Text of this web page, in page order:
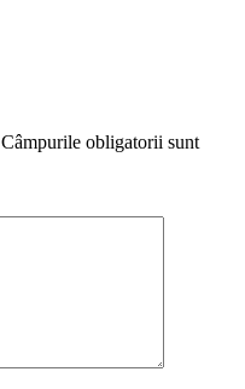
Câmpurile obligatorii sunt